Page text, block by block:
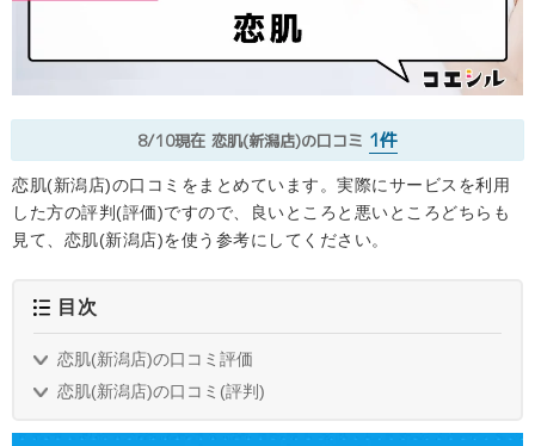
8/10現在 恋肌(新潟店)の口コミ 1件
恋肌(新潟店)の口コミをまとめています。実際にサービスを利用
した方の評判(評価)ですので、良いところと悪いところどちらも
見て、恋肌(新潟店)を使う参考にしてください。
目次
恋肌(新潟店)の口コミ評価
恋肌(新潟店)の口コミ(評判)